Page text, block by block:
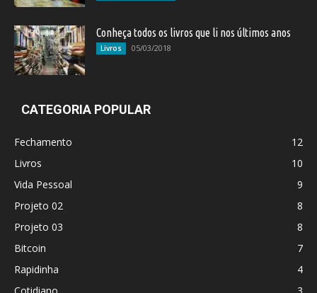
Conheça todos os livros que li nos últimos anos
Livros 05/03/2018
CATEGORIA POPULAR
Fechamento
12
Livros
10
Vida Pessoal
9
Projeto 02
8
Projeto 03
8
Bitcoin
7
Rapidinha
4
Cotidiano
3